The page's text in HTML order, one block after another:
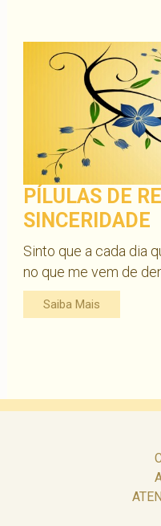
PÍLULAS DE
SINCERIDADE
Sinto que a cada dia
no que me vem de
Saiba Mais